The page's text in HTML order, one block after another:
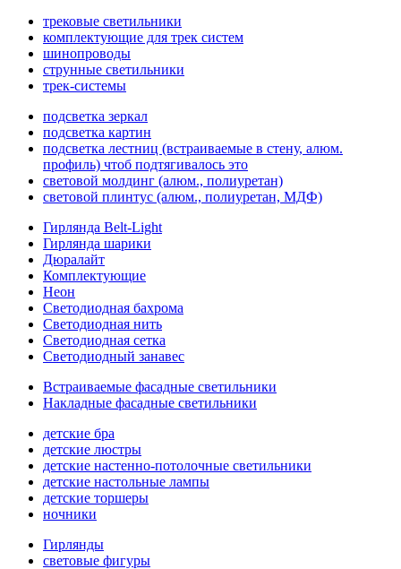
трековые светильники
комплектующие для трек систем
шинопроводы
струнные светильники
трек-системы
подсветка зеркал
подсветка картин
подсветка лестниц (встраиваемые в стену, алюм.
профиль) чтоб подтягивалось это
световой молдинг (алюм., полиуретан)
световой плинтус (алюм., полиуретан, МДФ)
Гирлянда Belt-Light
Гирлянда шарики
Дюралайт
Комплектующие
Неон
Светодиодная бахрома
Светодиодная нить
Светодиодная сетка
Светодиодный занавес
Встраиваемые фасадные светильники
Накладные фасадные светильники
детские бра
детские люстры
детские настенно-потолочные светильники
детские настольные лампы
детские торшеры
ночники
Гирлянды
световые фигуры